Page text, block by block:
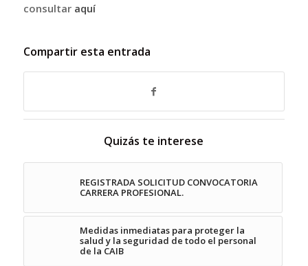
consultar aquí
Compartir esta entrada
Quizás te interese
REGISTRADA SOLICITUD CONVOCATORIA
CARRERA PROFESIONAL.
Medidas inmediatas para proteger la
salud y la seguridad de todo el personal
de la CAIB